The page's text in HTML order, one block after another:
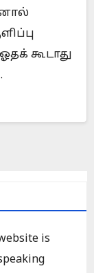
கூடாது
is